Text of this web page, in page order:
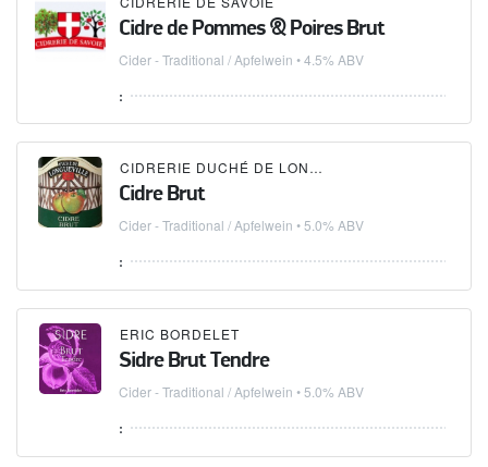
Cidre de Pommes & Poires Brut
Cider - Traditional / Apfelwein • 4.5% ABV
:
CIDRERIE DUCHÉ DE LONGUEVILLE
Cidre Brut
Cider - Traditional / Apfelwein • 5.0% ABV
:
ERIC BORDELET
Sidre Brut Tendre
Cider - Traditional / Apfelwein • 5.0% ABV
: